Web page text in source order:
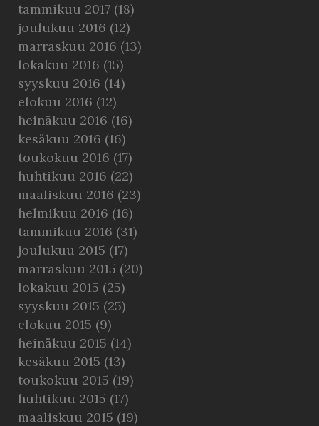
tammikuu 2017 (18)
joulukuu 2016 (12)
marraskuu 2016 (13)
lokakuu 2016 (15)
syyskuu 2016 (14)
elokuu 2016 (12)
heinäkuu 2016 (16)
kesäkuu 2016 (16)
toukokuu 2016 (17)
huhtikuu 2016 (22)
maaliskuu 2016 (23)
helmikuu 2016 (16)
tammikuu 2016 (31)
joulukuu 2015 (17)
marraskuu 2015 (20)
lokakuu 2015 (25)
syyskuu 2015 (25)
elokuu 2015 (9)
heinäkuu 2015 (14)
kesäkuu 2015 (13)
toukokuu 2015 (19)
huhtikuu 2015 (17)
maaliskuu 2015 (19)